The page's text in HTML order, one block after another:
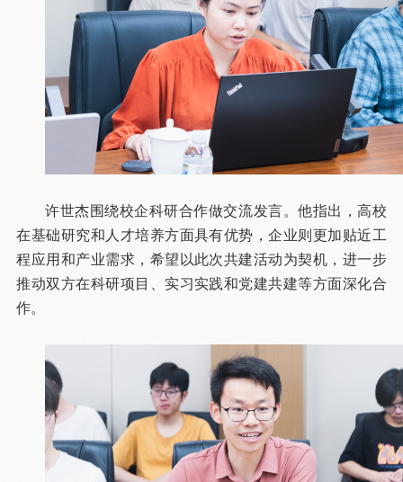
许世杰围绕校企科研合作做交流发言。他指出，高校
在基础研究和人才培养方面具有优势，企业则更加贴近工
程应用和产业需求，希望以此次共建活动为契机，进一步
推动双方在科研项目、实习实践和党建共建等方面深化合
作。